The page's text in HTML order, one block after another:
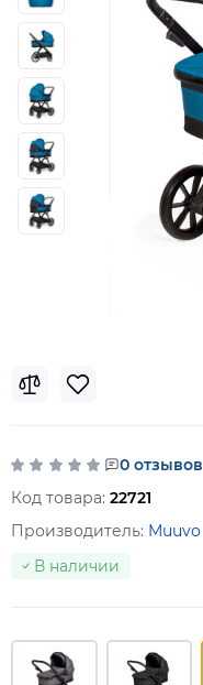
0 отзывов
Код товара: 22721
Производитель: Muuvo
В наличии